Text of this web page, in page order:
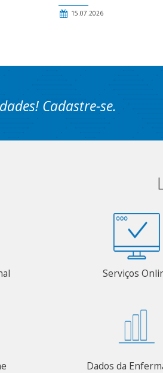
15.07.2026
Cadastre-se.
Serviços
Dados da